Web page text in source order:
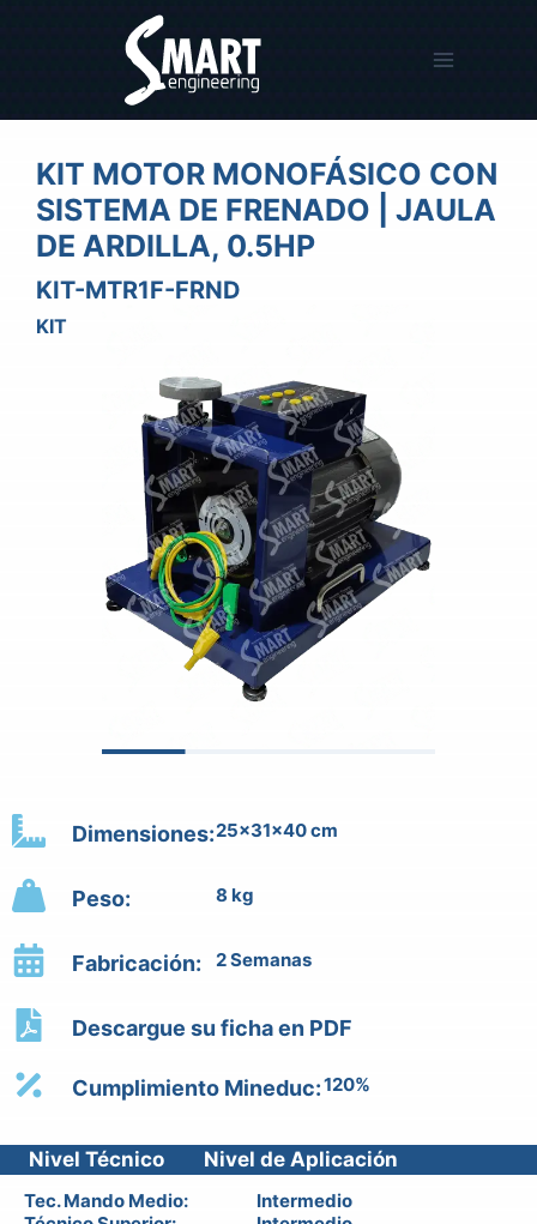
KIT MOTOR MONOFÁSICO CON
SISTEMA DE FRENADO | JAULA
DE ARDILLA, 0.5HP
KIT-MTR1F-FRND
KIT
Dimensiones:25x31x40 cm
Peso: 8 kg
Fabricación: 2 Semanas
Descargue su ficha en PDF
Cumplimiento Mineduc:120%
Nivel Técnico Nivel de Aplicación
Tec. Mando Medio:
Intermedio